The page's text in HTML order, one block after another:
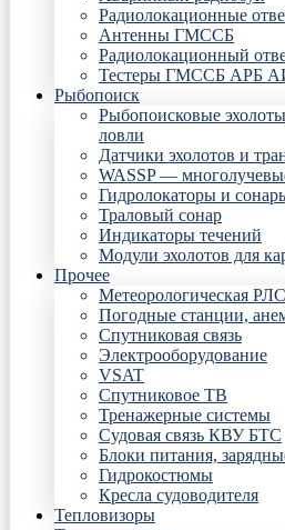
Радиолокационные
Антенны ГМССБ
Радиолокационный
Тестеры ГМССБ АРБ
Рыбопоиск
Рыбопоисковые
ловли
Датчики эхолотов и
WASSP —
Гидролокаторы и
Траловый сонар
Индикаторы течений
Модули эхолотов для
Прочее
Метеорологическая РЛС
Погодные станции,
Спутниковая связь
Электрооборудование
VSAT
Спутниковое ТВ
Тренажерные системы
Судовая связь КВУ БТС
Блоки питания,
Гидрокостюмы
Кресла судоводителя
Тепловизоры